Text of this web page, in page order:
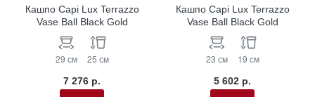
Кашпо Capi Lux Terrazzo
Vase Ball Black Gold
29 см 25 см
7 276 р.
Кашпо Capi Lux Terrazzo
Vase Ball Black Gold
23 см 19 см
5 602 р.